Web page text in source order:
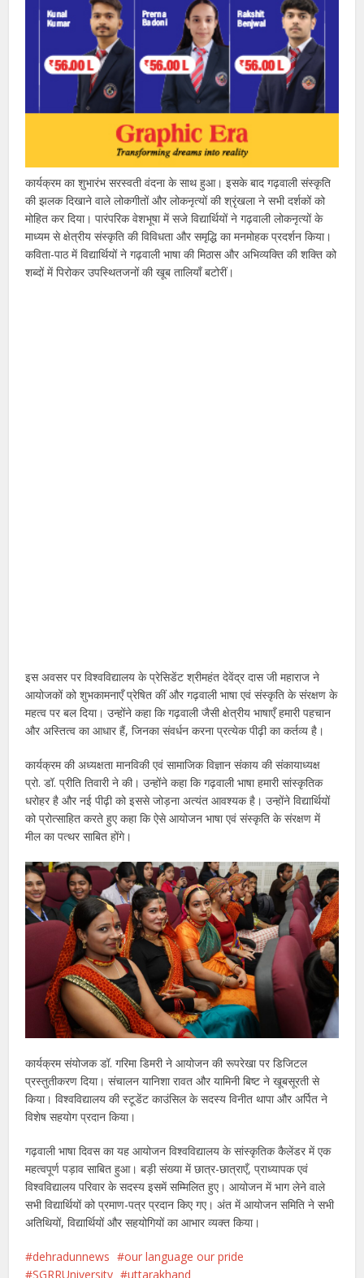
कार्यक्रम का शुभारंभ सरस्वती वंदना के साथ हुआ। इसके बाद गढ़वाली संस्कृति
की झलक दिखाने वाले लोकगीतों और लोकनृत्यों की श्रृंखला ने सभी दर्शकों को
मोहित कर दिया। पारंपरिक वेशभूषा में सजे विद्यार्थियों ने गढ़वाली लोकनृत्यों के
माध्यम से क्षेत्रीय संस्कृति की विविधता और समृद्धि का मनमोहक प्रदर्शन किया।
कविता-पाठ में विद्यार्थियों ने गढ़वाली भाषा की मिठास और अभिव्यक्ति की शक्ति को
शब्दों में पिरोकर उपस्थितजनों की खूब तालियाँ बटोरीं।
इस अवसर पर विश्वविद्यालय के प्रेसिडेंट श्रीमहंत देवेंद्र दास जी महाराज ने
आयोजकों को शुभकामनाएँ प्रेषित कीं और गढ़वाली भाषा एवं संस्कृति के संरक्षण के
महत्व पर बल दिया। उन्होंने कहा कि गढ़वाली जैसी क्षेत्रीय भाषाएँ हमारी पहचान
और अस्तित्व का आधार हैं, जिनका संवर्धन करना प्रत्येक पीढ़ी का कर्तव्य है।
कार्यक्रम की अध्यक्षता मानविकी एवं सामाजिक विज्ञान संकाय की संकायाध्यक्ष
प्रो. डॉ. प्रीति तिवारी ने की। उन्होंने कहा कि गढ़वाली भाषा हमारी सांस्कृतिक
धरोहर है और नई पीढ़ी को इससे जोड़ना अत्यंत आवश्यक है। उन्होंने विद्यार्थियों
को प्रोत्साहित करते हुए कहा कि ऐसे आयोजन भाषा एवं संस्कृति के संरक्षण में
मील का पत्थर साबित होंगे।
कार्यक्रम संयोजक डॉ. गरिमा डिमरी ने आयोजन की रूपरेखा पर डिजिटल
प्रस्तुतीकरण दिया। संचालन यानिशा रावत और यामिनी बिष्ट ने खूबसूरती से
किया। विश्वविद्यालय की स्टूडेंट काउंसिल के सदस्य विनीत थापा और अर्पित ने
विशेष सहयोग प्रदान किया।
गढ़वाली भाषा दिवस का यह आयोजन विश्वविद्यालय के सांस्कृतिक कैलेंडर में एक
महत्वपूर्ण पड़ाव साबित हुआ। बड़ी संख्या में छात्र-छात्राएँ, प्राध्यापक एवं
विश्वविद्यालय परिवार के सदस्य इसमें सम्मिलित हुए। आयोजन में भाग लेने वाले
सभी विद्यार्थियों को प्रमाण-पत्र प्रदान किए गए। अंत में आयोजन समिति ने सभी
अतिथियों, विद्यार्थियों और सहयोगियों का आभार व्यक्त किया।
dehradunnews
our language our pride
SGRRUniversity
uttarakhand